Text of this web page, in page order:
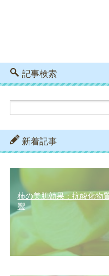
記事検索
新着記事
柿の美肌効果：抗酸化物
響